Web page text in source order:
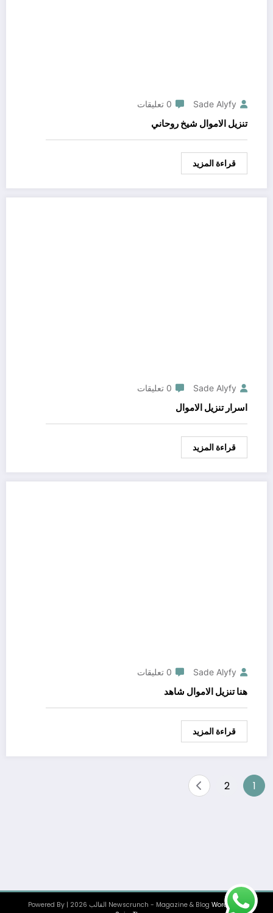
Sade Alyfy 0 تعليقات
تنزيل الاموال شيخ روحاني
قراءة المزيد
Sade Alyfy 0 تعليقات
اسرار تنزيل الاموال
قراءة المزيد
Sade Alyfy 0 تعليقات
هنا تنزيل الاموال شاهد
قراءة المزيد
Posts
1
2
Newscrunch - Magazine & Blog WordPress
القالب 2026 | Powered By